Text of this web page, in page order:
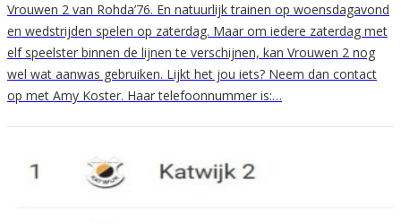
Vrouwen 2 van Rohda’76. En natuurlijk trainen op woensdagavond
en wedstrijden spelen op zaterdag. Maar om iedere zaterdag met
elf speelster binnen de lijnen te verschijnen, kan Vrouwen 2 nog
wel wat aanwas gebruiken. Lijkt het jou iets? Neem dan contact
op met Amy Koster. Haar telefoonnummer is:…